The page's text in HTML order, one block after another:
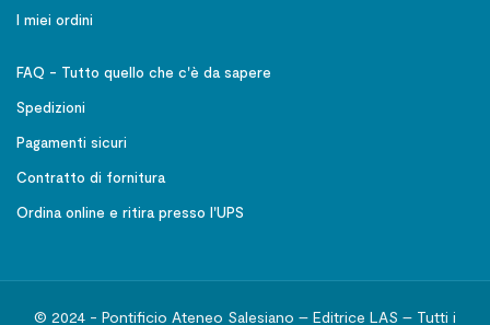
I miei ordini
FAQ - Tutto quello che c'è da sapere
Spedizioni
Pagamenti sicuri
Contratto di fornitura
Ordina online e ritira presso l'UPS
© 2024 - Pontificio Ateneo Salesiano – Editrice LAS – Tutti i